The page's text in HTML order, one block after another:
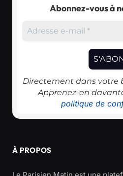
Abonnez-vous à
Directement dans votre
Apprenez-en
politique de
À PROPOS